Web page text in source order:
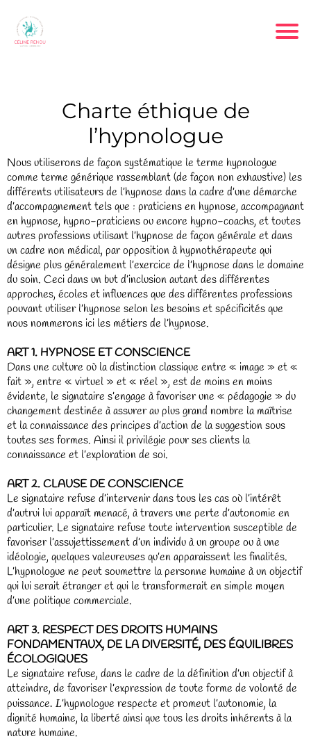
Charte éthique de
l’hypnologue
Nous utiliserons de façon systématique le terme hypnologue
comme terme générique rassemblant (de façon non exhaustive) les
différents utilisateurs de l’hypnose dans la cadre d’une démarche
d’accompagnement tels que : praticiens en hypnose, accompagnant
en hypnose, hypno-praticiens ou encore hypno-coachs, et toutes
autres professions utilisant l’hypnose de façon générale et dans
un cadre non médical, par opposition à hypnothérapeute qui
désigne plus généralement l’exercice de l’hypnose dans le domaine
du soin. Ceci dans un but d’inclusion autant des différentes
approches, écoles et influences que des différentes professions
pouvant utiliser l’hypnose selon les besoins et spécificités que
nous nommerons ici les métiers de l’hypnose.
ART 1. HYPNOSE ET CONSCIENCE
Dans une culture où la distinction classique entre « image » et «
fait », entre « virtuel » et « réel », est de moins en moins
évidente, le signataire s’engage à favoriser une « pédagogie » du
changement destinée à assurer au plus grand nombre la maîtrise
et la connaissance des principes d’action de la suggestion sous
toutes ses formes. Ainsi il privilégie pour ses clients la
connaissance et l’exploration de soi.
ART 2. CLAUSE DE CONSCIENCE
Le signataire refuse d’intervenir dans tous les cas où l’intérêt
d’autrui lui apparaît menacé, à travers une perte d’autonomie en
particulier. Le signataire refuse toute intervention susceptible de
favoriser l’assujettissement d’un individu à un groupe ou à une
idéologie, quelques valeureuses qu’en apparaissent les finalités.
L’hypnologue ne peut soumettre la personne humaine à un objectif
qui lui serait étranger et qui le transformerait en simple moyen
d’une politique commerciale.
ART 3. RESPECT DES DROITS HUMAINS
FONDAMENTAUX, DE LA DIVERSITÉ, DES ÉQUILIBRES
ÉCOLOGIQUES
Le signataire refuse, dans le cadre de la définition d’un objectif à
atteindre, de favoriser l’expression de toute forme de volonté de
puissance. L’hypnologue respecte et promeut l’autonomie, la
dignité humaine, la liberté ainsi que tous les droits inhérents à la
nature humaine.